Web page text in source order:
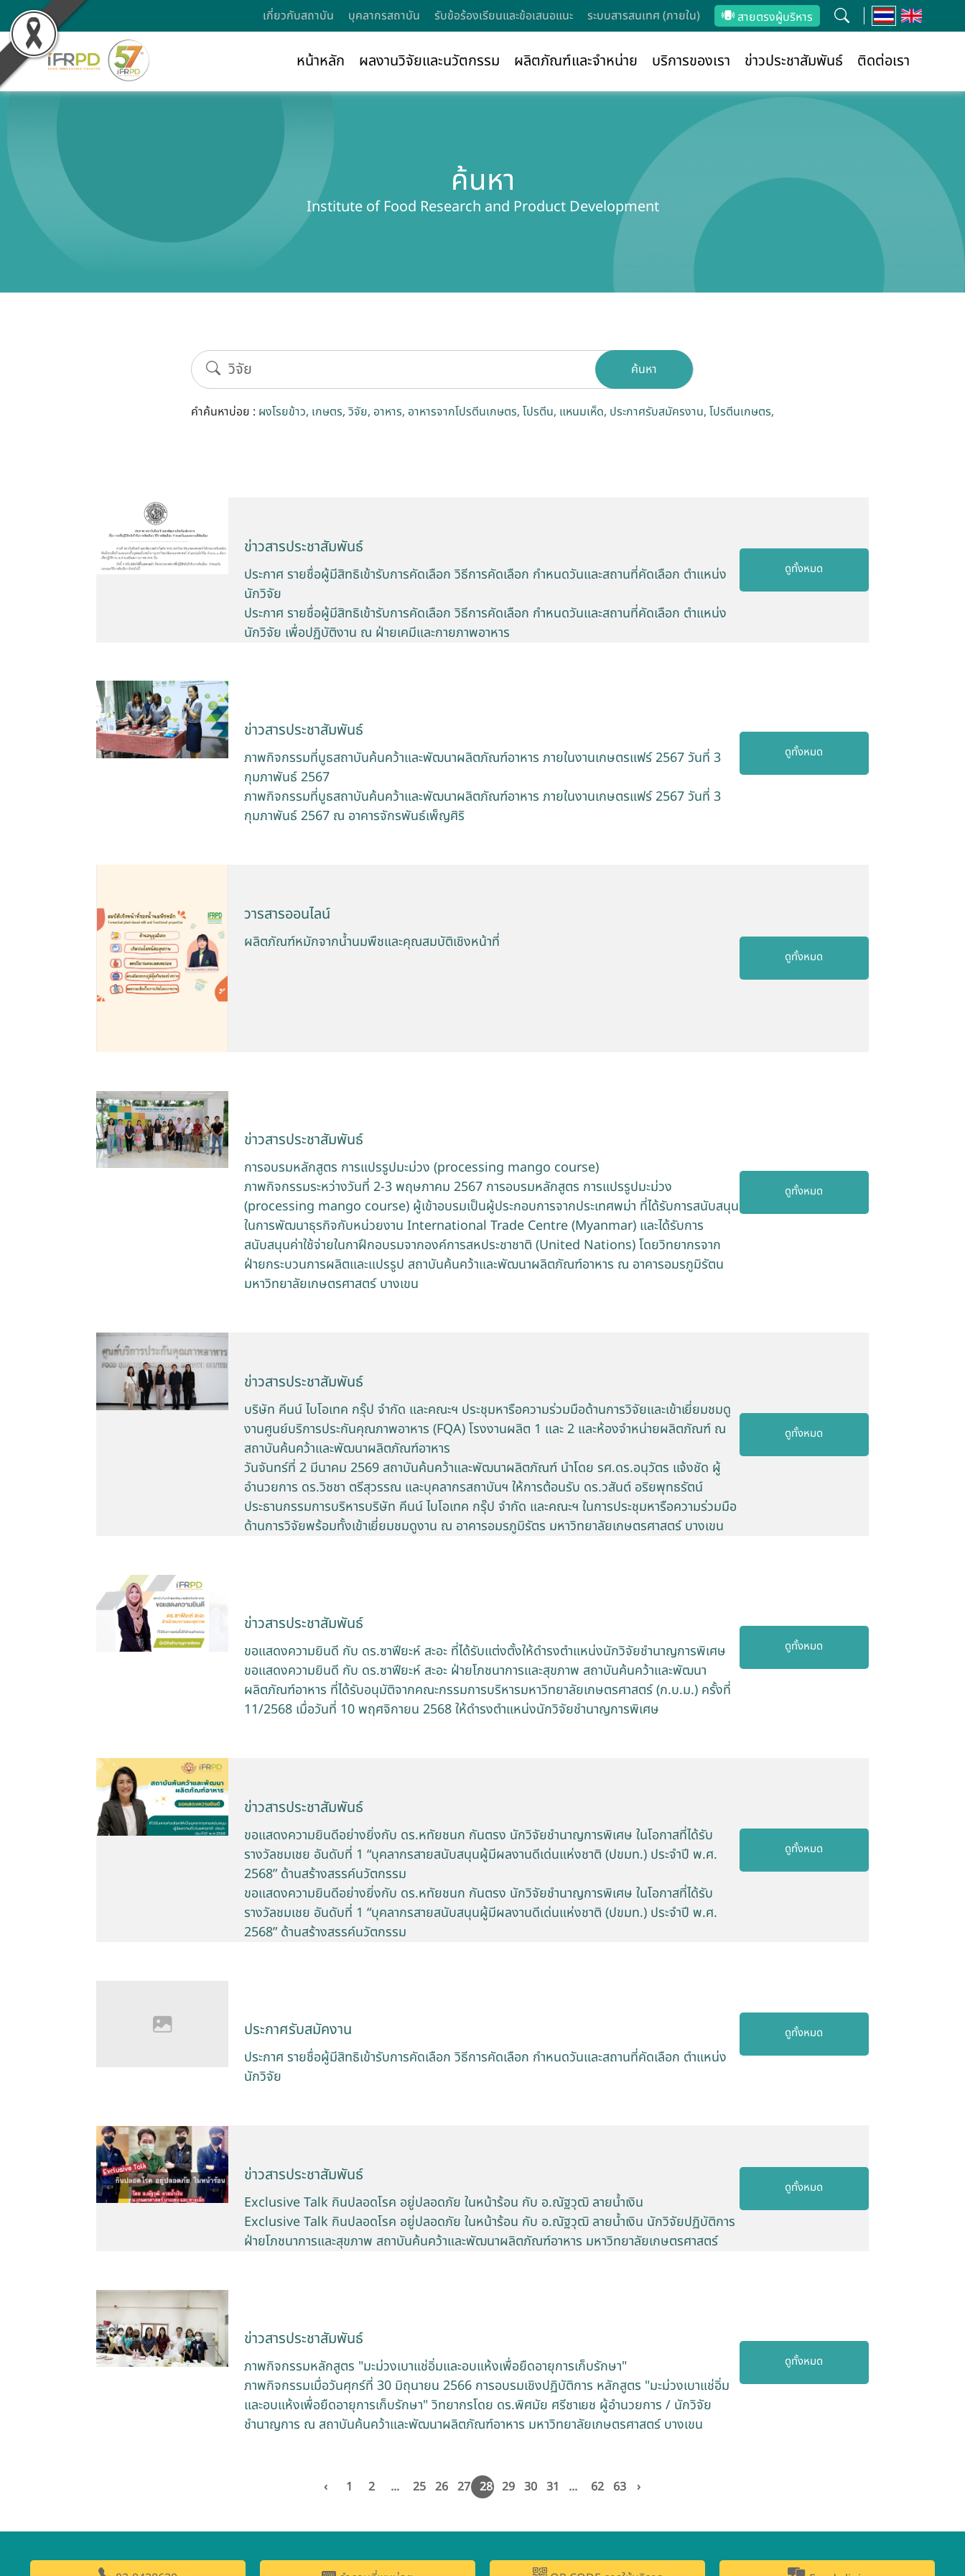
เกี่ยวกับสถาบัน บุคลากรสถาบัน รับข้อร้องเรียนและข้อเสนอแนะ ระบบสารสนเทศ (ภายใน) สายตรงผู้บริหาร
หน้าหลัก ผลงานวิจัยและนวัตกรรม ผลิตภัณฑ์และจำหน่าย บริการของเรา ข่าวประชาสัมพันธ์ ติดต่อเรา
ค้นหา
Institute of Food Research and Product Development
ค้นหา
คำค้นหาบ่อย : ผงโรยข้าว เกษตร วิจัย อาหาร อาหารจากโปรตีนเกษตร โปรตีน แหนมเห็ด ประกาศรับสมัครงาน โปรตีนเกษตร
ข่าวสารประชาสัมพันธ์
ประกาศ รายชื่อผู้มีสิทธิเข้ารับการคัดเลือก วิธีการคัดเลือก กำหนดวันและสถานที่คัดเลือก ตำแหน่ง
นักวิจัย
ประกาศ รายชื่อผู้มีสิทธิเข้ารับการคัดเลือก วิธีการคัดเลือก กำหนดวันและสถานที่คัดเลือก ตำแหน่ง
นักวิจัย เพื่อปฏิบัติงาน ณ ฝ่ายเคมีและกายภาพอาหาร
ดูทั้งหมด
ข่าวสารประชาสัมพันธ์
ภาพกิจกรรมที่บูธสถาบันค้นคว้าและพัฒนาผลิตภัณฑ์อาหาร ภายในงานเกษตรแฟร์ 2567 วันที่ 3
กุมภาพันธ์ 2567
ภาพกิจกรรมที่บูธสถาบันค้นคว้าและพัฒนาผลิตภัณฑ์อาหาร ภายในงานเกษตรแฟร์ 2567 วันที่ 3
กุมภาพันธ์ 2567 ณ อาคารจักรพันธ์เพ็ญศิริ
ดูทั้งหมด
วารสารออนไลน์
ผลิตภัณฑ์หมักจากน้ำนมพืชและคุณสมบัติเชิงหน้าที่
ดูทั้งหมด
ข่าวสารประชาสัมพันธ์
การอบรมหลักสูตร การแปรรูปมะม่วง (processing mango course)
ภาพกิจกรรมระหว่างวันที่ 2-3 พฤษภาคม 2567 การอบรมหลักสูตร การแปรรูปมะม่วง
(processing mango course) ผู้เข้าอบรมเป็นผู้ประกอบการจากประเทศพม่า ที่ได้รับการสนับสนุน
ในการพัฒนาธุรกิจกับหน่วยงาน International Trade Centre (Myanmar) และได้รับการ
สนับสนุนค่าใช้จ่ายในกาฝึกอบรมจากองค์การสหประชาชาติ (United Nations) โดยวิทยากรจาก
ฝ่ายกระบวนการผลิตและแปรรูป สถาบันค้นคว้าและพัฒนาผลิตภัณฑ์อาหาร ณ อาคารอมรภูมิรัตน
มหาวิทยาลัยเกษตรศาสตร์ บางเขน
ดูทั้งหมด
ข่าวสารประชาสัมพันธ์
บริษัท คีนน์ ไบโอเทค กรุ๊ป จำกัด และคณะฯ ประชุมหารือความร่วมมือด้านการวิจัยและเข้าเยี่ยมชมดู
งานศูนย์บริการประกันคุณภาพอาหาร (FQA) โรงงานผลิต 1 และ 2 และห้องจำหน่ายผลิตภัณฑ์ ณ
สถาบันค้นคว้าและพัฒนาผลิตภัณฑ์อาหาร
วันจันทร์ที่ 2 มีนาคม 2569 สถาบันค้นคว้าและพัฒนาผลิตภัณฑ์ นำโดย รศ.ดร.อนุวัตร แจ้งชัด ผู้
อำนวยการ ดร.วิชชา ตรีสุวรรณ และบุคลากรสถาบันฯ ให้การต้อนรับ ดร.วสันต์ อริยพุทธรัตน์
ประธานกรรมการบริหารบริษัท คีนน์ ไบโอเทค กรุ๊ป จำกัด และคณะฯ ในการประชุมหารือความร่วมมือ
ด้านการวิจัยพร้อมทั้งเข้าเยี่ยมชมดูงาน ณ อาคารอมรภูมิรัตร มหาวิทยาลัยเกษตรศาสตร์ บางเขน
ดูทั้งหมด
ข่าวสารประชาสัมพันธ์
ขอแสดงความยินดี กับ ดร.ซาฟียะห์ สะอะ ที่ได้รับแต่งตั้งให้ดำรงตำแหน่งนักวิจัยชำนาญการพิเศษ
ขอแสดงความยินดี กับ ดร.ซาฟียะห์ สะอะ ฝ่ายโภชนาการและสุขภาพ สถาบันค้นคว้าและพัฒนา
ผลิตภัณฑ์อาหาร ที่ได้รับอนุมัติจากคณะกรรมการบริหารมหาวิทยาลัยเกษตรศาสตร์ (ก.บ.ม.) ครั้งที่
11/2568 เมื่อวันที่ 10 พฤศจิกายน 2568 ให้ดำรงตำแหน่งนักวิจัยชำนาญการพิเศษ
ดูทั้งหมด
ข่าวสารประชาสัมพันธ์
ขอแสดงความยินดีอย่างยิ่งกับ ดร.หทัยชนก กันตรง นักวิจัยชำนาญการพิเศษ ในโอกาสที่ได้รับ
รางวัลชมเชย อันดับที่ 1 “บุคลากรสายสนับสนุนผู้มีผลงานดีเด่นแห่งชาติ (ปขมท.) ประจำปี พ.ศ.
2568” ด้านสร้างสรรค์นวัตกรรม
ขอแสดงความยินดีอย่างยิ่งกับ ดร.หทัยชนก กันตรง นักวิจัยชำนาญการพิเศษ ในโอกาสที่ได้รับ
รางวัลชมเชย อันดับที่ 1 “บุคลากรสายสนับสนุนผู้มีผลงานดีเด่นแห่งชาติ (ปขมท.) ประจำปี พ.ศ.
2568” ด้านสร้างสรรค์นวัตกรรม
ดูทั้งหมด
ประกาศรับสมัคงาน
ประกาศ รายชื่อผู้มีสิทธิเข้ารับการคัดเลือก วิธีการคัดเลือก กำหนดวันและสถานที่คัดเลือก ตำแหน่ง
นักวิจัย
ดูทั้งหมด
ข่าวสารประชาสัมพันธ์
Exclusive Talk กินปลอดโรค อยู่ปลอดภัย ในหน้าร้อน กับ อ.ณัฐวุฒิ ลายน้ำเงิน
Exclusive Talk กินปลอดโรค อยู่ปลอดภัย ในหน้าร้อน กับ อ.ณัฐวุฒิ ลายน้ำเงิน นักวิจัยปฏิบัติการ
ฝ่ายโภชนาการและสุขภาพ สถาบันค้นคว้าและพัฒนาผลิตภัณฑ์อาหาร มหาวิทยาลัยเกษตรศาสตร์
ดูทั้งหมด
ข่าวสารประชาสัมพันธ์
ภาพกิจกรรมหลักสูตร "มะม่วงเบาแช่อิ่มและอบแห้งเพื่อยืดอายุการเก็บรักษา"
ภาพกิจกรรมเมื่อวันศุกร์ที่ 30 มิถุนายน 2566 การอบรมเชิงปฏิบัติการ หลักสูตร "มะม่วงเบาแช่อิ่ม
และอบแห้งเพื่อยืดอายุการเก็บรักษา" วิทยากรโดย ดร.พิศมัย ศรีชาเยช ผู้อำนวยการ / นักวิจัย
ชำนาญการ ณ สถาบันค้นคว้าและพัฒนาผลิตภัณฑ์อาหาร มหาวิทยาลัยเกษตรศาสตร์ บางเขน
ดูทั้งหมด
‹ 1 2 ... 25 26 27 28 29 30 31 ... 62 63 ›